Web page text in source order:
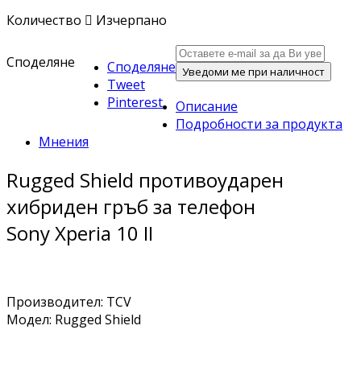
Количество  Изчерпано
Споделяне
Споделяне
Tweet
Pinterest
Уведоми ме при наличност
Описание
Подробности за продукта
Мнения
Rugged Shield противоударен
хибриден гръб за телефон
Sony Xperia 10 II
Производител: TCV
Модел: Rugged Shield